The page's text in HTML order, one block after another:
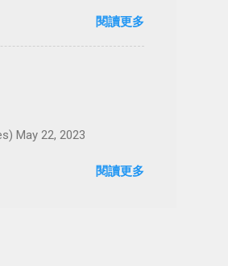
閱讀更多
May 22, 2023
閱讀更多